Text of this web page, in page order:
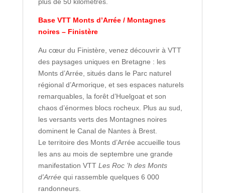
Base VTT Monts d’Arrée / Montagnes
noires – Finistère
Au cœur du Finistère, venez découvrir à VTT
des paysages uniques en Bretagne : les
Monts d’Arrée, situés dans le Parc naturel
régional d’Armorique, et ses espaces naturels
remarquables, la forêt d’Huelgoat et son
chaos d’énormes blocs rocheux. Plus au sud,
les versants verts des Montagnes noires
dominent le Canal de Nantes à Brest.
Le territoire des Monts d’Arrée accueille tous
les ans au mois de septembre une grande
manifestation VTT Les Roc ’h des Monts
d’Arréequi rassemble quelques 6 000
randonneurs.